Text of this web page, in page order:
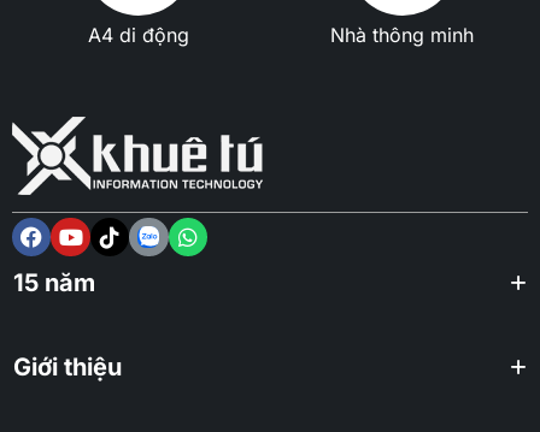
A4 di động Nhà thông minh
15 năm
Giới thiệu